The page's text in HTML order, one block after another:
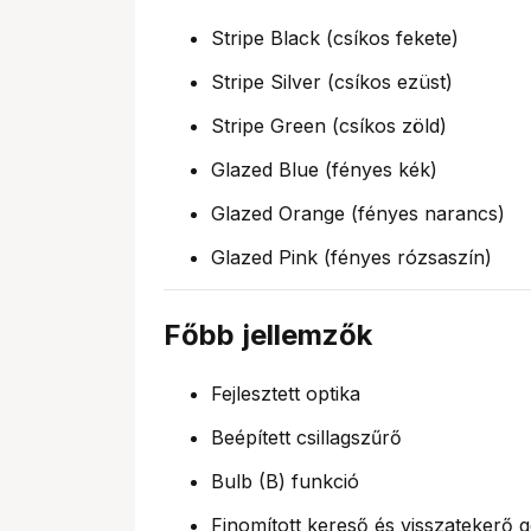
Stripe Black (csíkos fekete)
Stripe Silver (csíkos ezüst)
Stripe Green (csíkos zöld)
Glazed Blue (fényes kék)
Glazed Orange (fényes narancs)
Glazed Pink (fényes rózsaszín)
Főbb jellemzők
Fejlesztett optika
Beépített csillagszűrő
Bulb (B) funkció
Finomított kereső és visszatekerő